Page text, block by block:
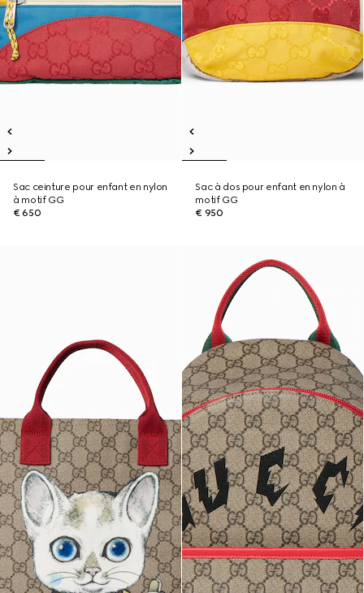
Sac ceinture pour enfant en nylon
à motif GG
€ 650
Sac à dos pour enfant en nylon à
motif GG
€ 950